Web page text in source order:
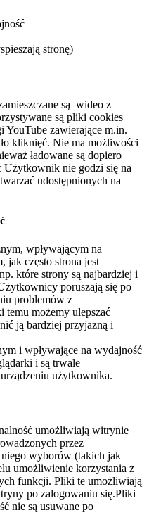
stronę)
są wideo z
są pliki cookies
YouTube zawierające m.in.
kliknięć. Nie ma możliwości
ładowane są dopiero
Użytkownik nie godzi się na
udostępnionych na
wpływającym na
jak często strona jest
które strony są najbardziej i
poruszają się po
problemów z
temu możemy ulepszać
ją bardziej przyjazną i
i wpływające na wydajność
i są trwale
użytkownika.
umożliwiają witrynie
przez
wyborów (takich jak
umożliwienie korzystania z
funkcji. Pliki te umożliwiają
po zalogowaniu się.Pliki
nie są usuwane po